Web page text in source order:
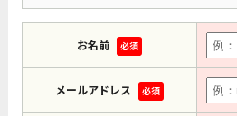
お名前 必須
メールアドレス 必須